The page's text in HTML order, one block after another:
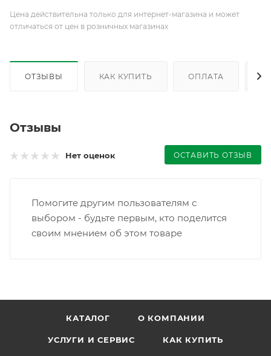
Цена действительна только для интернет-магазина и может
отличаться от цен в розничных магазинах
ОТЗЫВЫ КАК КУПИТЬ ОПЛАТА
Отзывы
Нет оценок ОСТАВИТЬ ОТЗЫВ
Помогите другим пользователям с
выбором - будьте первым, кто поделится
своим мнением об этом товаре
КАТАЛОГ О КОМПАНИИ
УСЛУГИ И СЕРВИС КАК КУПИТЬ